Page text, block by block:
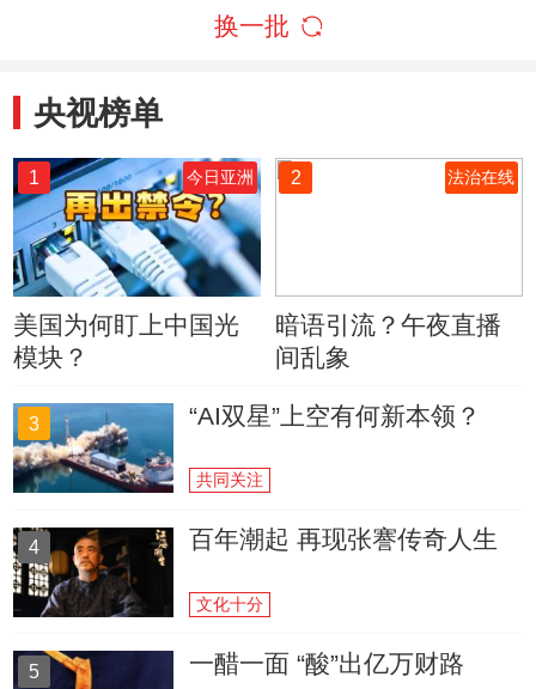
换一批
央视榜单
1 今日亚洲
美国为何盯上中国光
模块？
2 法治在线
暗语引流？午夜直播
间乱象
3 “AI双星”上空有何新本领？
共同关注
4 百年潮起 再现张謇传奇人生
文化十分
5 一醋一面 “酸”出亿万财路